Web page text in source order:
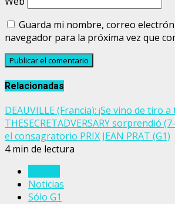
Guarda mi nombre, correo
navegador para la próxima vez que
Relacionadas
DEAUVILLE (Francia): ¡Se vino de tiro a
THESECRETADVERSARY sorprendió
el consagratorio PRIX JEAN PRAT (G1)
4 min de lectura
Noticias
Sólo G1